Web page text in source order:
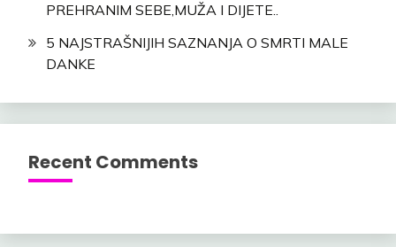
PREHRANIM SEBE,MUŽA I DIJETE..
5 NAJSTRAŠNIJIH SAZNANJA O SMRTI MALE
DANKE
Recent Comments